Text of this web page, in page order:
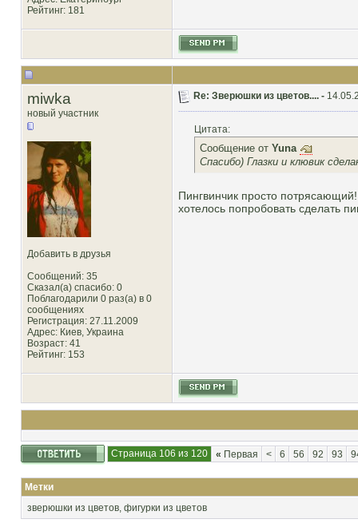
Рейтинг: 181
miwka
новый участник
Добавить в друзья
Сообщений: 35
Сказал(а) спасибо: 0
Поблагодарили 0 раз(а) в 0
сообщениях
Регистрация: 27.11.2009
Адрес: Киев, Украина
Возраст: 41
Рейтинг: 153
Re: Зверюшки из цветов.... -
Цитата:
Сообщение от Yuna
Спасибо) Глазки и клювик
Пингвинчик просто
хотелось попробовать сделать
Страница 106 из 120 « Первая < 6 56 92 93
Метки
зверюшки из цветов, фигурки из цветов